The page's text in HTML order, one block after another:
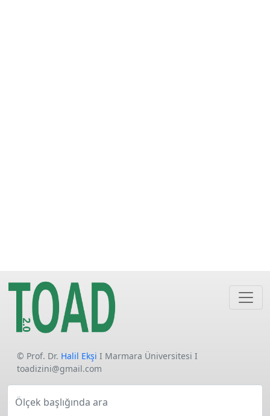
© Prof. Dr. Halil Ekşi I Marmara Üniversitesi I
toadizini@gmail.com
Ölçek başlığında ara